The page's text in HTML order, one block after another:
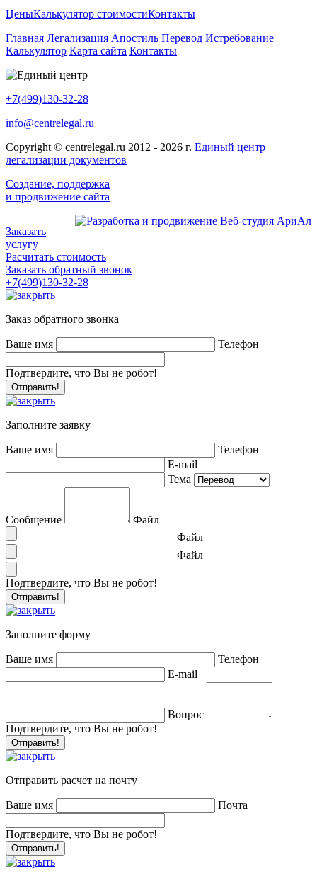
ЦеныКалькулятор стоимостиКонтакты
Главная Легализация Апостиль Перевод Истребование
Калькулятор Карта сайта Контакты
+7(499)130-32-28
info@centrelegal.ru
Copyright © centrelegal.ru 2012 - 2026 г. Единый центр
легализации документов
Создание, поддержка
и продвижение сайта
Заказать
услугу
Расчитать стоимость
Заказать обратный звонок
+7(499)130-32-28
Заказ обратного звонка
Ваше имя Телефон
Подтвердите, что Вы не робот!
Заполните заявку
Ваше имя
Телефон
E-mail
Тема
Сообщение
Файл
Файл
Файл
Подтвердите, что Вы не робот!
Заполните форму
Ваше имя
Телефон
E-mail
Вопрос
Подтвердите, что Вы не робот!
Отправить расчет на почту
Ваше имя Почта
Подтвердите, что Вы не робот!